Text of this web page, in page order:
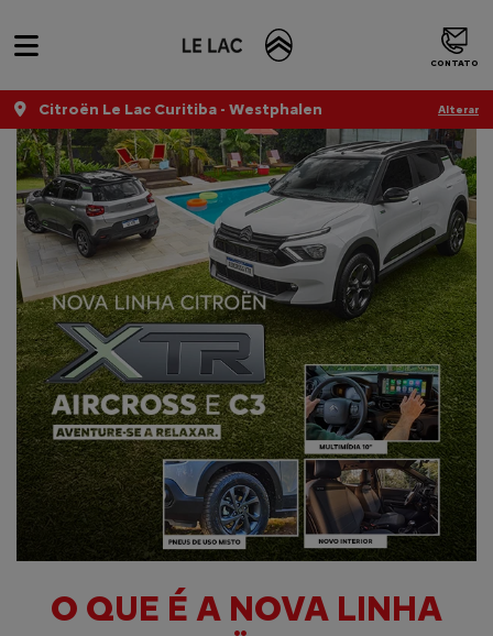
Home
O QUE É A NOVA LINHA
CONTATO
Citroën Le Lac Curitiba - Westphalen Alterar